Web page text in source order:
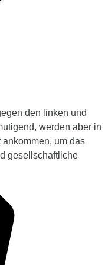
den linken und
werden aber in
um das
gesellschaftliche